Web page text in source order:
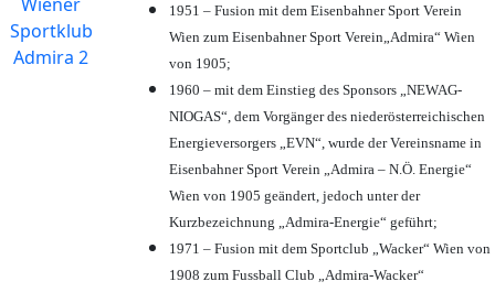
1951 – Fusion mit dem Eisenbahner Sport Verein
Wien zum Eisenbahner Sport Verein„Admira“ Wien
von 1905;
1960 – mit dem Einstieg des Sponsors „NEWAG-
NIOGAS“, dem Vorgänger des niederösterreichischen
Energieversorgers „EVN“, wurde der Vereinsname in
Eisenbahner Sport Verein „Admira – N.Ö. Energie“
Wien von 1905 geändert, jedoch unter der
Kurzbezeichnung „Admira-Energie“ geführt;
1971 – Fusion mit dem Sportclub „Wacker“ Wien von
1908 zum Fussball Club „Admira-Wacker“